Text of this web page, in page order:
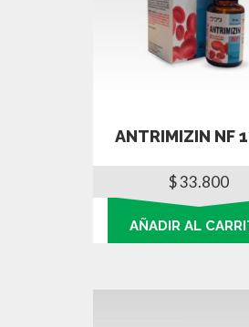
ANTRIMIZIN NF
$33.800
AÑADIR AL